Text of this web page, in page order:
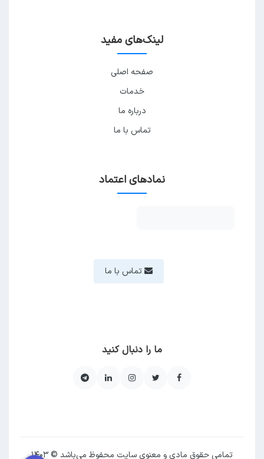
لینک‌های مفید
صفحه اصلی
خدمات
درباره ما
تماس با ما
نمادهای اعتماد
تماس با ما
ما را دنبال کنید
تمامی حقوق مادی و معنوی سایت محفوظ می‌باشد © ۱۴۰۳